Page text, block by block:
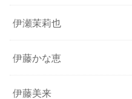
伊瀬茉莉也
伊藤かな恵
伊藤美来